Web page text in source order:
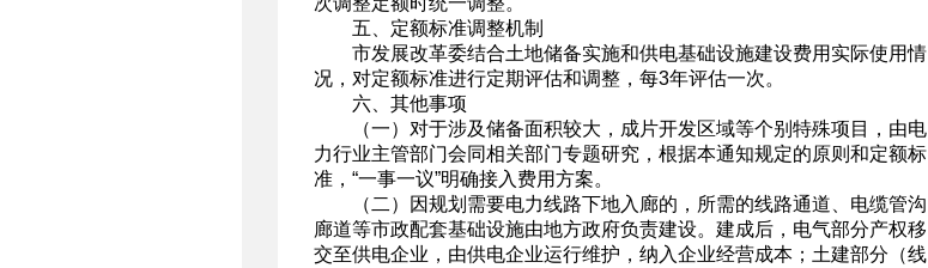
五、定额标准调整机制
市发展改革委结合土地储备实施和供电基础设施建设费用实际使用情
况，对定额标准进行定期评估和调整，每3年评估一次。
六、其他事项
（一）对于涉及储备面积较大，成片开发区域等个别特殊项目，由电
力行业主管部门会同相关部门专题研究，根据本通知规定的原则和定额标
准，“一事一议”明确接入费用方案。
（二）因规划需要电力线路下地入廊的，所需的线路通道、电缆管沟
廊道等市政配套基础设施由地方政府负责建设。建成后，电气部分产权移
交至供电企业，由供电企业运行维护，纳入企业经营成本；土建部分（线